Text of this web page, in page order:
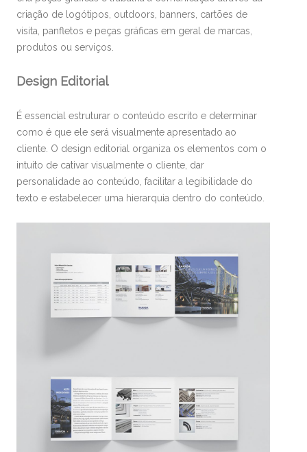
criação de logótipos, outdoors, banners, cartões de
visita, panfletos e peças gráficas em geral de marcas,
produtos ou serviços.
Design Editorial
É essencial estruturar o conteúdo escrito e determinar
como é que ele será visualmente apresentado ao
cliente. O design editorial organiza os elementos com o
intuito de cativar visualmente o cliente, dar
personalidade ao conteúdo, facilitar a legibilidade do
texto e estabelecer uma hierarquia dentro do conteúdo.